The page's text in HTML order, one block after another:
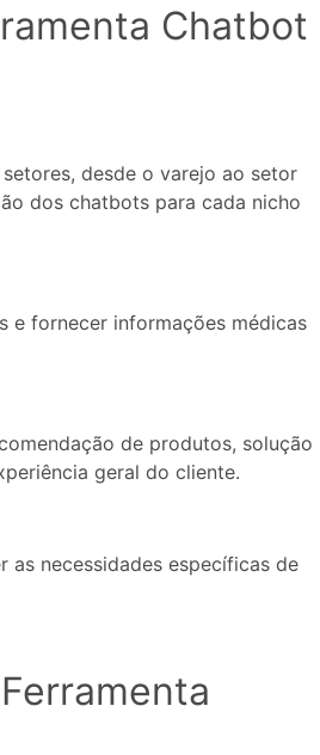
Chatbot
desde o varejo ao setor
dos chatbots para cada nicho
e fornecer informações médicas
de produtos, solução
geral do cliente.
as necessidades específicas de